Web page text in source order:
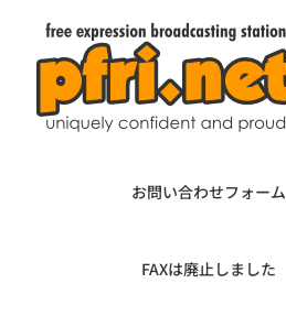
お問い合わせフォーム
FAXは廃止しました